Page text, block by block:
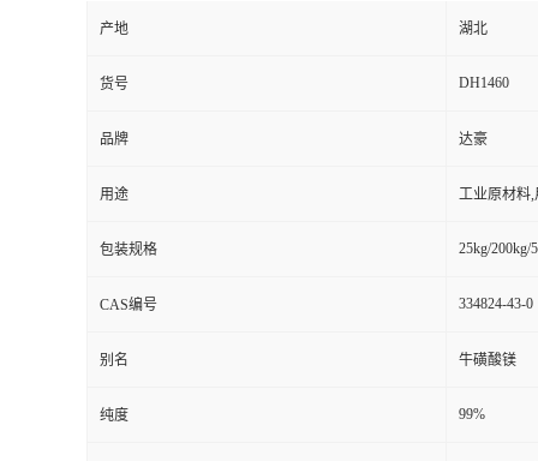
产地 湖北
货号 DH1460
品牌 达豪
用途 工业原材料
包装规格 25kg/200kg/
CAS编号 334824-43-0
别名 牛磺酸镁
纯度 99%